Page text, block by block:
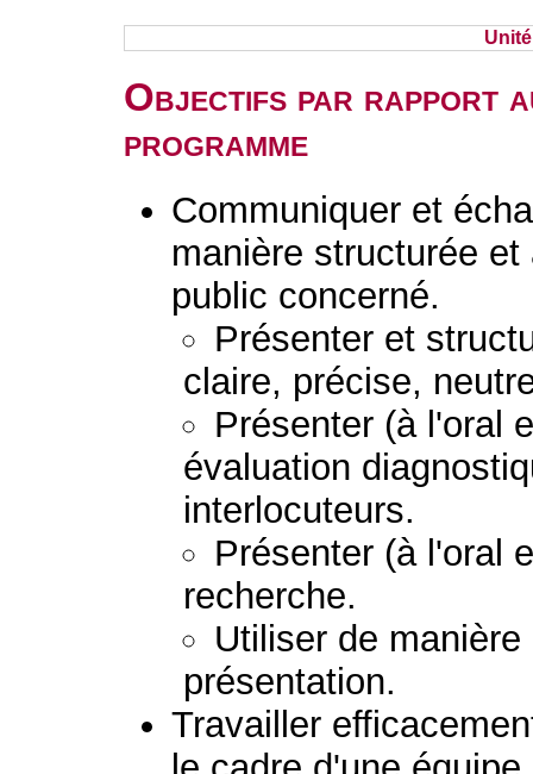
Objectifs par rapport
programme
Communiquer et
manière structurée
public concerné.
Présenter et
claire, précise,
Présenter (à l'oral
évaluation
interlocuteurs.
Présenter (à l'oral
recherche.
Utiliser de
présentation.
Travailler